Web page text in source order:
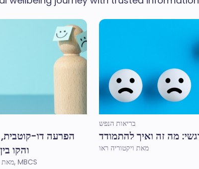
הפרעה דו-קוטבית,
והקו
מאת תומאס אנדרו פורטיוס, MBCS
בריאות הנפש
מה זה ואיך להתמודד
מאת ויקטוריה ראו